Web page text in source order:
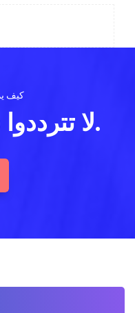
كيف
لا تترددوا في الاتصال بنا.